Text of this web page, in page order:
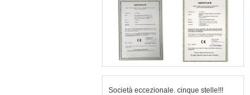
Società eccezionale. cinque stelle!!!